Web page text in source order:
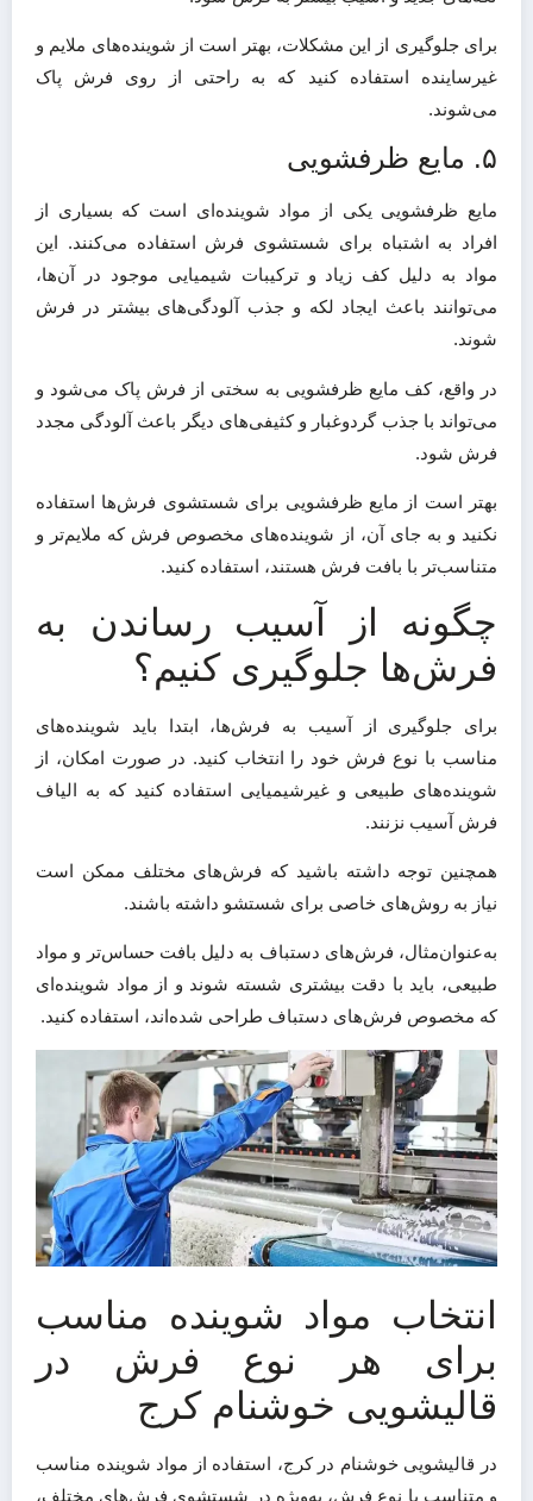
برای جلوگیری از این مشکلات، بهتر است از شوینده‌های ملایم و
غیرساینده استفاده کنید که به راحتی از روی فرش پاک
می‌شوند.​
۵. مایع ظرفشویی
مایع ظرفشویی یکی از مواد شوینده‌ای است که بسیاری از
افراد به اشتباه برای شستشوی فرش استفاده می‌کنند. این
مواد به دلیل کف زیاد و ترکیبات شیمیایی موجود در آن‌ها،
می‌توانند باعث ایجاد لکه و جذب آلودگی‌های بیشتر در فرش
شوند.
در واقع، کف مایع ظرفشویی به سختی از فرش پاک می‌شود و
می‌تواند با جذب گردوغبار و کثیفی‌های دیگر باعث آلودگی مجدد
فرش شود.
بهتر است از مایع ظرفشویی برای شستشوی فرش‌ها استفاده
نکنید و به جای آن، از شوینده‌های مخصوص فرش که ملایم‌تر و
متناسب‌تر با بافت فرش هستند، استفاده کنید​.
چگونه از آسیب رساندن به
فرش‌ها جلوگیری کنیم؟
برای جلوگیری از آسیب به فرش‌ها، ابتدا باید شوینده‌های
مناسب با نوع فرش خود را انتخاب کنید. در صورت امکان، از
شوینده‌های طبیعی و غیرشیمیایی استفاده کنید که به الیاف
فرش آسیب نزنند.
همچنین توجه داشته باشید که فرش‌های مختلف ممکن است
نیاز به روش‌های خاصی برای شستشو داشته باشند.
به‌عنوان‌مثال، فرش‌های دستباف به دلیل بافت حساس‌تر و مواد
طبیعی، باید با دقت بیشتری شسته شوند و از مواد شوینده‌ای
که مخصوص فرش‌های دستباف طراحی شده‌اند، استفاده کنید​.
انتخاب مواد شوینده مناسب
برای هر نوع فرش در
قالیشویی خوشنام کرج
در قالیشویی خوشنام در کرج، استفاده از مواد شوینده مناسب
و متناسب با نوع فرش، به‌ویژه در شستشوی فرش‌های مختلف،